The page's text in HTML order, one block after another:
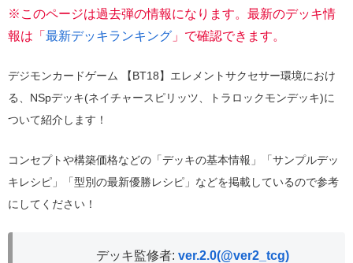
※このページは過去弾の情報になります。最新のデッキ情
報は「 最新デッキランキング 」で確認できます。
デジモンカードゲーム 【BT18】エレメントサクセサー環境におけ
る、NSpデッキ(ネイチャースピリッツ、トラロックモンデッキ)に
ついて紹介します！
コンセプトや構築価格などの「デッキの基本情報」「サンプルデッ
キレシピ」「型別の最新優勝レシピ」などを掲載しているので参考
にしてください！
デッキ監修者: ver.2.0(@ver2_tcg)